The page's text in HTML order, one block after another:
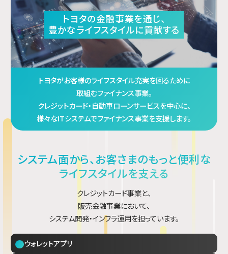
トヨタの金融事業を通じ、
豊かなライフスタイルに貢献する
トヨタがお客様のライフスタイル充実を図るために
取組むファイナンス事業。
クレジットカード・自動車ローンサービスを中心に、
様々なITシステムでファイナンス事業を支援します。
システム面から、お客さまのもっと便利な
ライフスタイルを支える
クレジットカード事業と、
販売金融事業において、
システム開発・インフラ運用を担っています。
ウォレットアプリ